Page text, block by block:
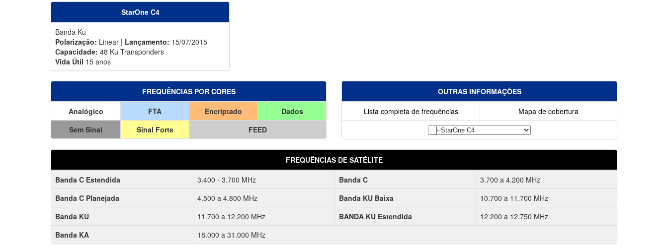
StarOne C4
Banda Ku
Polarização: Linear | Lançamento: 15/07/2015
Capacidade: 48 Ku Transponders
Vida Útil 15 anos
FREQUÊNCIAS POR CORES
Analógico
FTA Encriptado
Dados
Sem Sinal
Sinal Forte FEED
OUTRAS INFORMAÇÕES
Lista completa de frequências
Mapa de cobertura
FREQUÊNCIAS DE SATÉLITE
Banda C Estendida
3.400 - 3.700 MHz Banda C
3.700 a 4.200 MHz
Banda C Planejada
4.500 a 4.800 MHz Banda KU Baixa
10.700 a 11.700 MHz
Banda KU
11.700 a 12.200 MHz BANDA KU Estendida
12.200 a 12.750 MHz
Banda KA
18.000 a 31.000 MHz